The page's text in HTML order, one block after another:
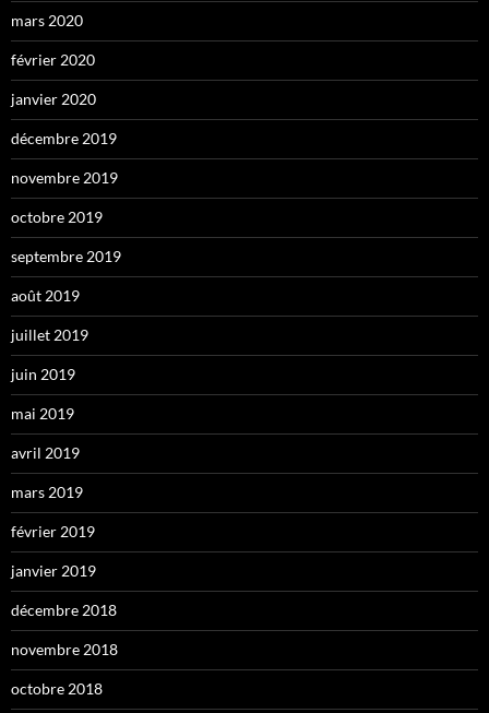
mars 2020
février 2020
janvier 2020
décembre 2019
novembre 2019
octobre 2019
septembre 2019
août 2019
juillet 2019
juin 2019
mai 2019
avril 2019
mars 2019
février 2019
janvier 2019
décembre 2018
novembre 2018
octobre 2018